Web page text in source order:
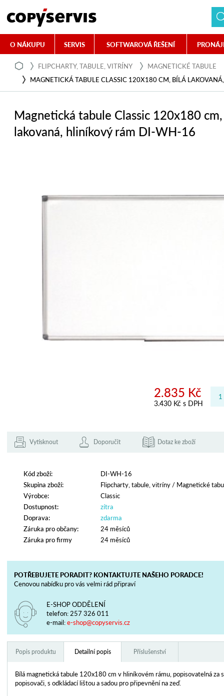
O NÁKUPU SERVIS SOFTWAROVÁ ŘEŠENÍ
FLIPCHARTY, TABULE, VITRÍNY
MAGNETICKÉ TABULE
MAGNETICKÁ TABULE CLASSIC 120X180 CM, BÍLÁ
Magnetická tabule Classic 120x180
lakovaná, hliníkový rám DI-WH-16
2.835 Kč
3.430 Kč s DPH
Vytisknout Doporučit Dotaz ke zboží
Kód zboží:
DI-WH-16
Skupina zboží:
Flipcharty, tabule, vitríny / Magnetické
Výrobce:
Classic
Dostupnost:
zítra
Doprava:
zdarma
Záruka pro občany:
24 měsíců
Záruka pro firmy
24 měsíců
POTŘEBUJETE PORADIT? KONTAKTUJTE NAŠEHO PORADCE!
Cenovou nabídku pro vás velmi rád připraví
E-SHOP ODDĚLENÍ
telefon: 257 326 011
e-mail:e-shop@copyservis.cz
Popis produktu Detailní popis Příslušenství
Bílá magnetická tabule 120x180 cm v hliníkovém rámu, popisovatelná za
popisovači, s odkládací lištou a sadou pro připevnění na zeď.